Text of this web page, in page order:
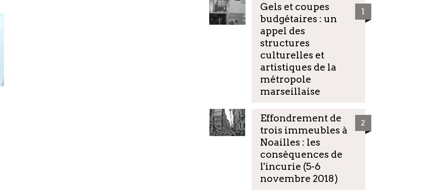
Gels et coupes
budgétaires : un
appel des
structures
culturelles et
artistiques de la
métropole
marseillaise
1
Effondrement de
trois immeubles à
Noailles : les
conséquences de
l'incurie (5-6
novembre 2018)
2